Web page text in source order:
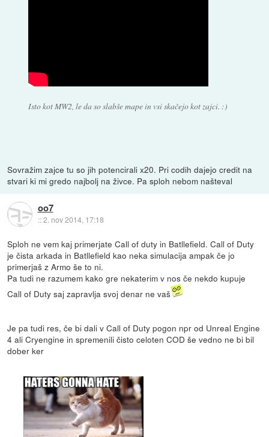
Isto kot MW2, le da so slabše mape in vsi skačejo kot zajci. :)
Sovražim zajce tu so jih potencirali x20. Pri codih dajejo credit na
stvari ki mi gredo najbolj na živce. Pa sploh nebom našteval
oo7
::2. nov 2014, 17:18
Sploh ne vem kaj primerjate Call of duty in Batllefield. Call of Duty
je čista arkada in Batllefield kao neka simulacija ampak če jo
primerjaš z Armo še to ni.
Pa tudi ne razumem kako gre nekaterim v nos če nekdo kupuje
Call of Duty saj zapravlja svoj denar ne vaš
Je pa tudi res, če bi dali v Call of Duty pogon npr od Unreal Engine
4 ali Cryengine in spremenili čisto celoten COD še vedno ne bi bil
dober ker